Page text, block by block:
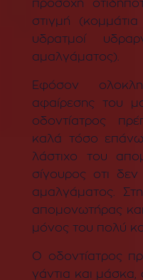
προσοχή
στιγμή
υδρατμοί
αμαλγάματος).
Εφόσον
αφαίρεσης του
οδοντίατρος
καλά τόσο
λάστιχο του
σίγουρος οτι
αμαλγάματος.
απομονωτήρας
μόνος του πολύ
Ο οδοντίατρος
γάντια και μάσκα,